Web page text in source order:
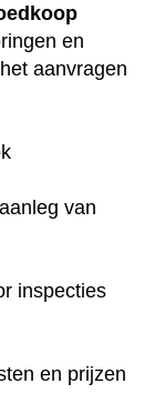
en
aanvragen
van
inspecties
en prijzen